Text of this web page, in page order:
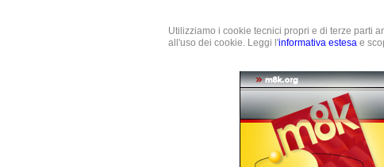
Utilizziamo i cookie tecnici propri e di terze parti
all'uso dei cookie. Leggi l'informativa estesa e